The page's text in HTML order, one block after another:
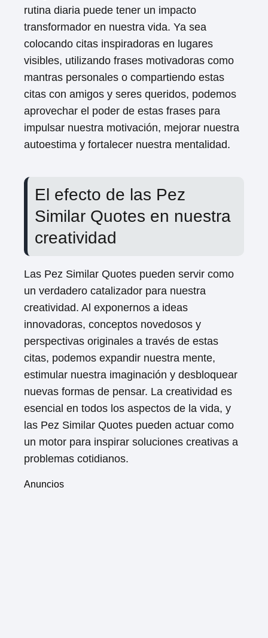
rutina diaria puede tener un impacto
transformador en nuestra vida. Ya sea
colocando citas inspiradoras en lugares
visibles, utilizando frases motivadoras como
mantras personales o compartiendo estas
citas con amigos y seres queridos, podemos
aprovechar el poder de estas frases para
impulsar nuestra motivación, mejorar nuestra
autoestima y fortalecer nuestra mentalidad.
El efecto de las Pez
Similar Quotes en nuestra
creatividad
Las Pez Similar Quotes pueden servir como
un verdadero catalizador para nuestra
creatividad. Al exponernos a ideas
innovadoras, conceptos novedosos y
perspectivas originales a través de estas
citas, podemos expandir nuestra mente,
estimular nuestra imaginación y desbloquear
nuevas formas de pensar. La creatividad es
esencial en todos los aspectos de la vida, y
las Pez Similar Quotes pueden actuar como
un motor para inspirar soluciones creativas a
problemas cotidianos.
Anuncios